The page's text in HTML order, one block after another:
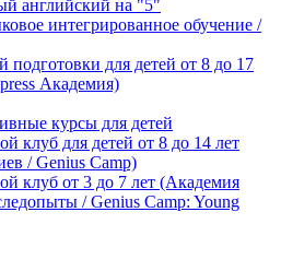
английский на "5"
интегрированное обучение /
подготовки для детей от 8 до 17
Академия)
курсы для детей
клуб для детей от 8 до 14 лет
/ Genius Camp)
клуб от 3 до 7 лет (Академия
/ Genius Camp: Young